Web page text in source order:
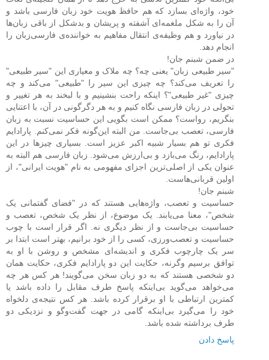
خود، واژه‌ای بسازد که هم حافظ هویت خود زبان فارسی باشد و
آن را به شکل ملغمه‌ای آشفته و پریشان و بدشکل از باقی زبان‌ها
در نیاورد و هم وظیفه‌ی انتقال مفاهیم به خواننده‌ی فارسی‌زبان را
انجام دهد.
در ضمن شبنم جان!
"سیر طبیعی زبان" یعنی چه؟ چه ملاک و معیاری این "سیر طبیعی"
را تعریف می‌کند؟ چه چیزی این سیر را "طبیعی" می‌کند و چه
چیزی "غیر طبیعی"؟ اینکه راحت بنشینیم و با لبخند به هر تغییر و
تحولی در زبان فارسی نگاه کنیم و به هر دگرگونی در آن، با اعتنایی
بنگریم، رواست؟ ممکن است بگویی این حساسیت نسبت به زبان
فارسی، تعصب بی‌جاست. من البته این‌گونه فکر نمی‌کنم. پارادایم
فکری تو هم بسیار شبیه اکبر عزیز است. بسیاری چیزها در این
پارادایم، رنگ می‌بازد و بی‌ارزش می‌شود. زبان فارسی هم البته به
عنوان یکی از اصلی‌ترین اجزای مفهومی به نام "هویت ایرانی"، از
اولین قربانی‌هاست.
شبنم جان!
حساسیت و تعصب، واژه‌هایی هستند که در "فضای گفتمانی یک
شخص"، معنا می‌یابند. یک موضوع، از نظر یک شخص، تعصب و
حساسیت بی‌جاست و از نظر دیگری نه. اگر قرار است با چوب
حساسیت و تعصب‌ورزی، کسی را از خود برانیم، بهتر است ابتدا بر
سر یک چارچوب فکری و اندیشه‌ای مشخص و روشن با او به
توافق برسیم وگرنه، حکایت این دو پارادایم فکری، حکایت همان
دو شخصی هستند که به دو زبان سخن می‌گویند! هر کس هر چه
می‌خواهد می‌گوید بی‌اینکه پاسخ طرف مقابل را داده باشد یا
کمترین ارتباطی با او برقرار کرده باشد. هر کس نتیجه‌ی دلخواه
خود را می‌گیرد بی‌اینکه گامی در جهت گفت‌وگو و نزدیکی دو
طرف برداشته شده باشد.
پاسخ دادن